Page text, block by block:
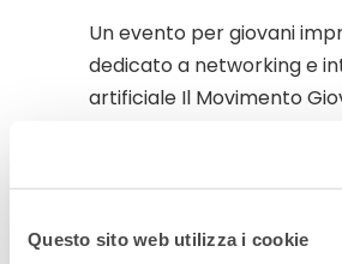
Questo sito web utilizza i cookie
Un evento per giovani
dedicato a networking e
artificiale Il Movimento
Imprese Vicenza
tappa di “Costruire Futuro
format itinerante dedicato